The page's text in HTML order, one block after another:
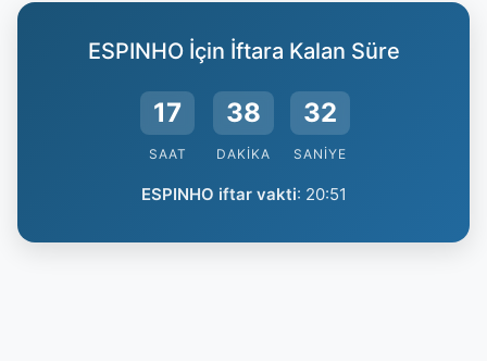
ESPINHO İçin İftara Kalan Süre
17
SAAT
38
DAKIKA
32
SANIYE
ESPINHO iftar vakti: 20:51